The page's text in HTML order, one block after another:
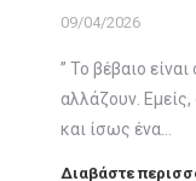
09/04/2026
” Το βέβαιο
αλλάζουν. Εμείς,
και ίσως ένα…
Διαβάστε